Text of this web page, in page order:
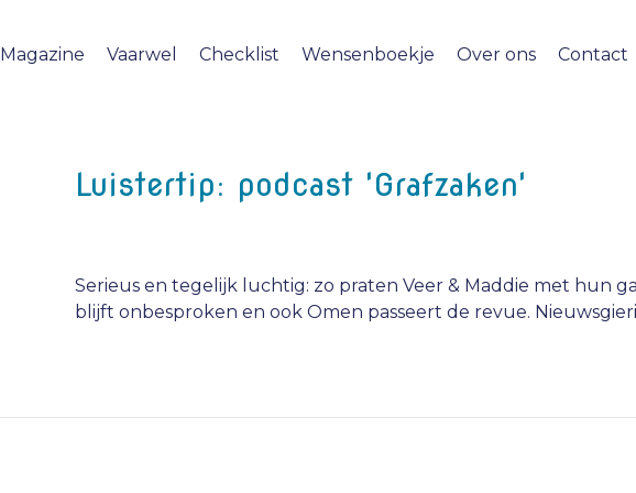
Magazine Vaarwel Checklist Wensenboekje Over ons Contact
Luistertip: podcast 'Grafzaken'
Serieus en tegelijk luchtig: zo praten Veer & Maddie met hun
blijft onbesproken en ook Omen passeert de revue.